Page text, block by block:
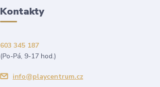
Kontakty
603 345 187
(Po-Pá, 9-17 hod.)
info@playcentrum.cz